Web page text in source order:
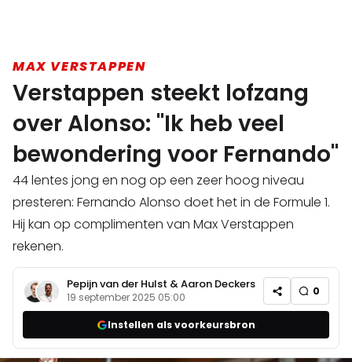
MAX VERSTAPPEN
Verstappen steekt lofzang
over Alonso: "Ik heb veel
bewondering voor Fernando"
44 lentes jong en nog op een zeer hoog niveau
presteren: Fernando Alonso doet het in de Formule 1.
Hij kan op complimenten van Max Verstappen
rekenen.
Pepijn van der Hulst &Aaron Deckers
19 september 2025 05:00 0
Instellen als voorkeursbron